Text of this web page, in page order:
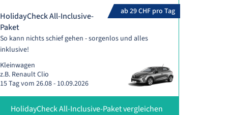
ab 29 CHF pro Tag
HolidayCheck All-Inclusive-
Paket
So kann nichts schief gehen - sorgenlos und alles
inklusive!
Kleinwagen
z.B. Renault Clio
15 Tag vom 26.08 - 10.09.2026
HolidayCheck All-Inclusive-Paket vergleichen